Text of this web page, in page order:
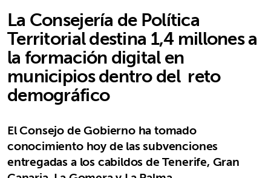
La Consejería de Política
Territorial destina 1,4 millones a
la formación digital en
municipios dentro del reto
demográfico
El Consejo de Gobierno ha tomado
conocimiento hoy de las subvenciones
entregadas a los cabildos de Tenerife, Gran